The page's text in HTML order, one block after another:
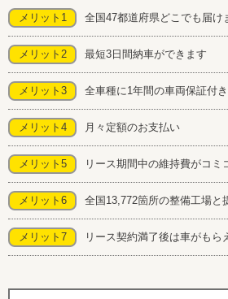
メリット1 全国47都道府県どこでも届け
メリット2 最短3日間納車ができます
メリット3 全車種に1年間の車両保証付き
メリット4 月々定額のお支払い
メリット5 リース期間中の維持費がコミ
メリット6 全国13,772箇所の整備工場と
メリット7 リース契約満了後は車がもら